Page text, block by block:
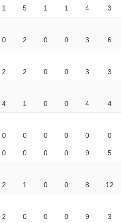
1 5 1 1 4 3
0 2 0 0 3 6
2 2 0 0 3 3
4 1 0 0 4 4
0 0 0 0 0 0
0 0 0 0 9 5
2 1 0 0 8 12
2 0 0 0 9 3